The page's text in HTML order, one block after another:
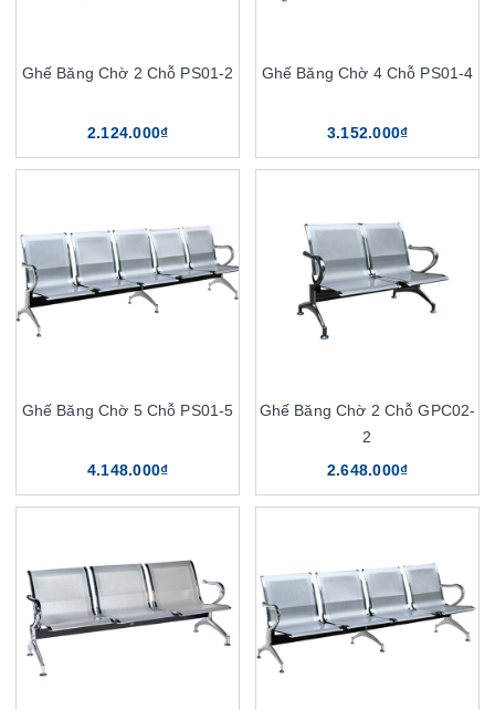
Ghế Băng Chờ 2 Chỗ PS01-2
2.124.000₫
Ghế Băng Chờ 4 Chỗ PS01-4
3.152.000₫
Ghế Băng Chờ 5 Chỗ PS01-5
4.148.000₫
Ghế Băng Chờ 2 Chỗ GPC02-
2
2.648.000₫